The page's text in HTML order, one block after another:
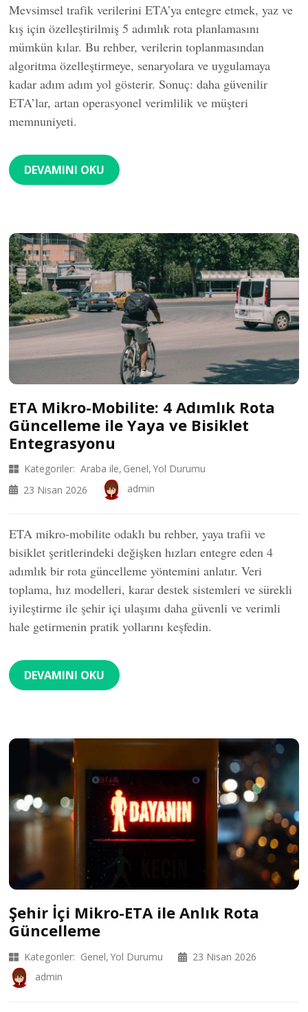
Mevsimsel trafik verilerini ETA’ya entegre etmek, yaz ve
kış için özelleştirilmiş 5 adımlık rota planlamasını
mümkün kılar. Bu rehber, verilerin toplanmasından
algoritma özelleştirmeye, senaryolara ve uygulamaya
kadar adım adım yol gösterir. Sonuç: daha güvenilir
ETA’lar, artan operasyonel verimlilik ve müşteri
memnuniyeti.
DEVAMINI OKU
ETA Mikro-Mobilite: 4 Adımlık Rota
Güncelleme ile Yaya ve Bisiklet
Entegrasyonu
Kategoriler: Araba ile Genel Yol Durumu
23 Nisan 2026
admin
ETA mikro-mobilite odaklı bu rehber, yaya trafii ve
bisiklet şeritlerindeki değişken hızları entegre eden 4
adımlık bir rota güncelleme yöntemini anlatır. Veri
toplama, hız modelleri, karar destek sistemleri ve sürekli
iyileştirme ile şehir içi ulaşımı daha güvenli ve verimli
hale getirmenin pratik yollarını keşfedin.
DEVAMINI OKU
Şehir İçi Mikro-ETA ile Anlık Rota
Güncelleme
Kategoriler: Genel Yol Durumu
23 Nisan 2026
admin